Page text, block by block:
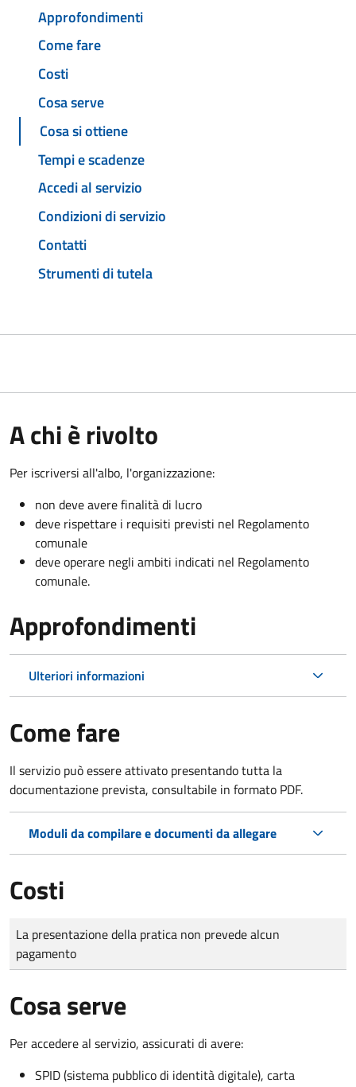
Approfondimenti
Come fare
Costi
Cosa serve
Cosa si ottiene
Tempi e scadenze
Accedi al servizio
Condizioni di servizio
Contatti
Strumenti di tutela
A chi è rivolto
Per iscriversi all'albo, l'organizzazione:
non deve avere finalità di lucro
deve rispettare i requisiti previsti nel Regolamento
comunale
deve operare negli ambiti indicati nel Regolamento
comunale.
Approfondimenti
Ulteriori informazioni
Come fare
Il servizio può essere attivato presentando tutta la
documentazione prevista, consultabile in formato PDF.
Moduli da compilare e documenti da allegare
Costi
Tipo di pagamento
Importo
La presentazione della pratica non prevede alcun
pagamento
Cosa serve
Per accedere al servizio, assicurati di avere:
SPID (sistema pubblico di identità digitale), carta